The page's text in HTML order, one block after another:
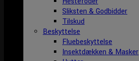
Sliksten & Godbidder
Tilskud
Beskyttelse
Fluebeskyttelse
Insektdækken & Masker